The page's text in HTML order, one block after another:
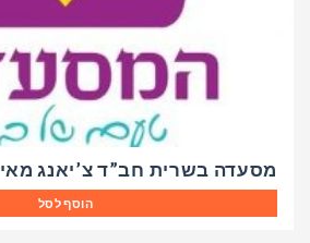
מסעדה בשרית חב”ד צ’יאנג מאי
הוסף לסל